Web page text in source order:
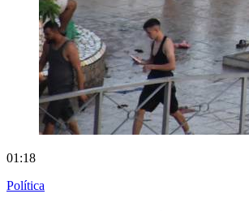
01:18
Política